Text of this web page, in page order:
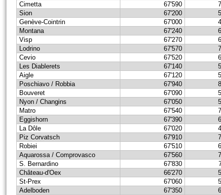
Cimetta
67'590
Sion
67'200
Genève-Cointrin
67'000
Montana
67'240
Visp
67'270
Lodrino
67'570
Cevio
67'520
Les Diablerets
67'140
Aigle
67'120
Poschiavo / Robbia
67'940
Bouveret
67'090
Nyon / Changins
67'050
Matro
67'540
Eggishorn
67'390
La Dôle
67'020
Piz Corvatsch
67'910
Robiei
67'510
Aquarossa / Comprovasco
67'560
S. Bernardino
67'830
Château-d'Oex
66'270
St-Prex
67'060
Adelboden
67'350